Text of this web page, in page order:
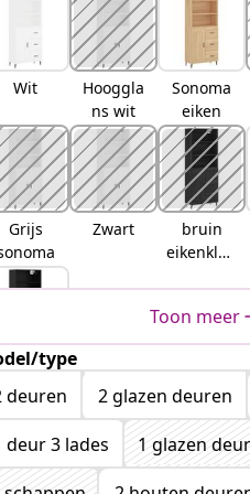
Wit
Hooggla
ns wit
Sonoma
eiken
Grijs
Zwart
bruin
eikenkleu
Zwart
eiken
Toon meer
type
deuren
2 glazen deuren
deur 3 lades
1 glazen